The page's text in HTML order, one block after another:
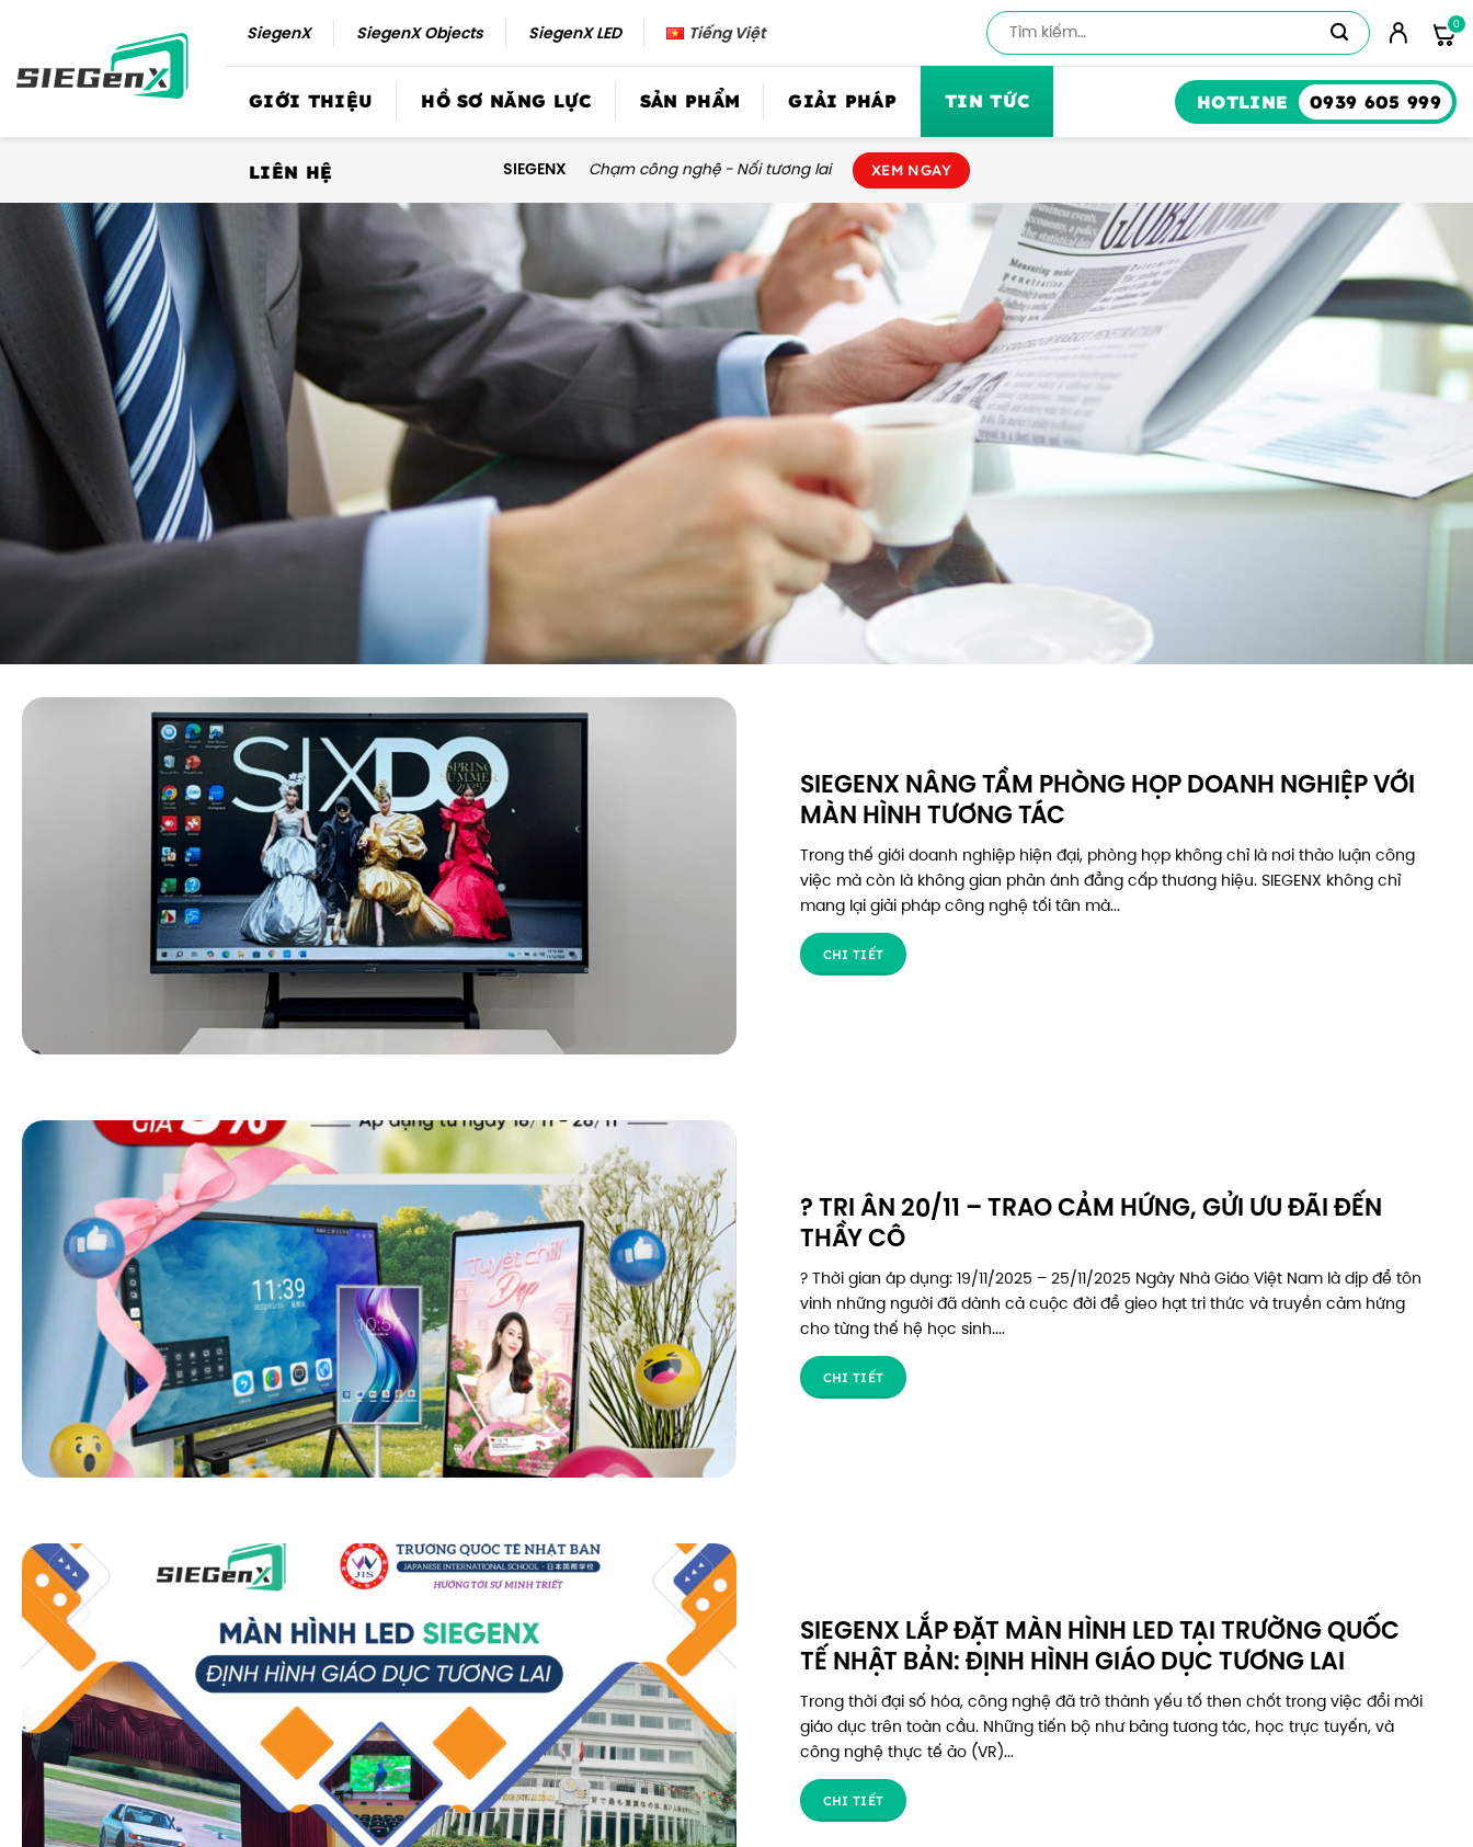
SiegenX SiegenX Objects SiegenX LED Tiếng Việt
Số
GIỚI THIỆU HỒ SƠ NĂNG LỰC SẢN PHẨM GIẢI PHÁP TIN TỨC
LIÊN HỆ
HOTLINE 0939 605 999
SIEGENX Chạm công nghệ - Nối tương lai XEM NGAY
SIEGENX NÂNG TẦM PHÒNG HỌP DOANH NGHIỆP VỚI
MÀN HÌNH TƯƠNG TÁC
Trong thế giới doanh nghiệp hiện đại, phòng họp không chỉ là nơi thảo luận công
việc mà còn là không gian phản ánh đẳng cấp thương hiệu. SIEGENX không chỉ
mang lại giải pháp công nghệ tối tân mà...
CHI TIẾT
? TRI ÂN 20/11 – TRAO CẢM HỨNG, GỬI ƯU ĐÃI ĐẾN
THẦY CÔ
?️ Thời gian áp dụng: 19/11/2025 – 25/11/2025 Ngày Nhà Giáo Việt Nam là dịp để tôn
vinh những người đã dành cả cuộc đời để gieo hạt tri thức và truyền cảm hứng
cho từng thế hệ học sinh....
CHI TIẾT
SIEGENX LẮP ĐẶT MÀN HÌNH LED TẠI TRƯỜNG QUỐC
TẾ NHẬT BẢN: ĐỊNH HÌNH GIÁO DỤC TƯƠNG LAI
Trong thời đại số hóa, công nghệ đã trở thành yếu tố then chốt trong việc đổi mới
giáo dục trên toàn cầu. Những tiến bộ như bảng tương tác, học trực tuyến, và
công nghệ thực tế ảo (VR)...
CHI TIẾT